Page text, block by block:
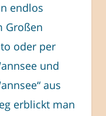
endlos
Großen
oder per
und
aus
erblickt man